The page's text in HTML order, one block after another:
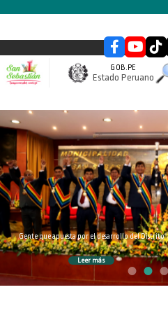
GOB.PE
Estado Peruano
slider
Gente que apuesta por el desarrollo del Distrito
Leer más